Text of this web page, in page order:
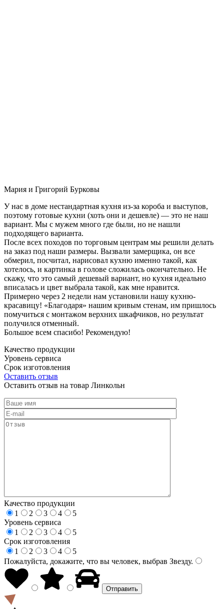
Мария и Григорий Бурковы
У нас в доме нестандартная кухня из-за короба и выступов,
поэтому готовые кухни (хоть они и дешевле) — это не наш
вариант. Мы с мужем много где были, но не нашли
подходящего варианта.
После всех походов по торговым центрам мы решили делать
на заказ под наши размеры. Вызвали замерщика, он все
обмерил, посчитал, нарисовал кухню именно такой, как
хотелось, и картинка в голове сложилась окончательно. Не
скажу, что это самый дешевый вариант, но кухня идеально
вписалась и цвет выбрала такой, как мне нравится.
Примерно через 2 недели нам установили нашу кухню-
красавицу! «Благодаря» нашим кривым стенам, им пришлось
помучиться с монтажом верхних шкафчиков, но результат
получился отменный.
Большое всем спасибо! Рекомендую!
Качество продукции
Уровень сервиса
Срок изготовления
Оставить отзыв
Оставить отзыв на товар Линкольн
Качество продукции
1
2 3 4
5
Уровень сервиса
1
2 3 4
5
Срок изготовления
1
2 3 4
5
Пожалуйста, докажите, что вы человек, выбрав Звезду.